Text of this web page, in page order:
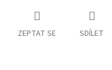
ZEPTAT SE SDÍLET